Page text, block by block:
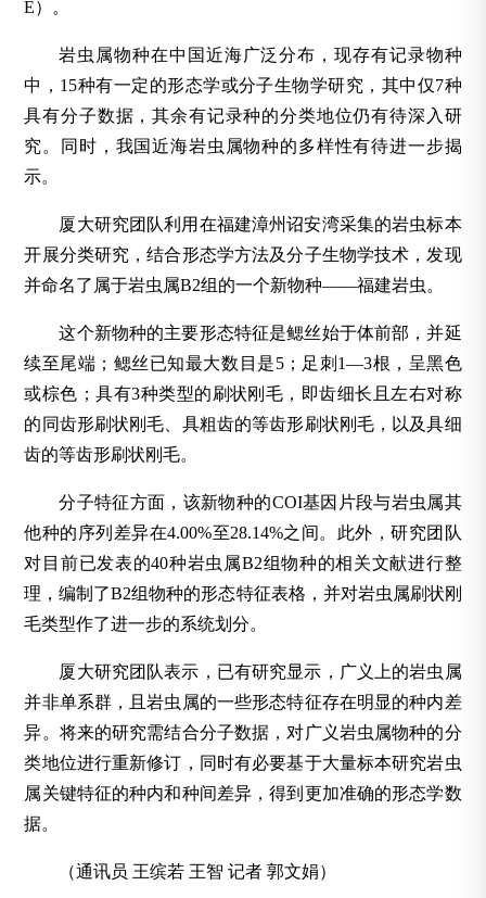
E）。
岩虫属物种在中国近海广泛分布，现存有记录物种
中，15种有一定的形态学或分子生物学研究，其中仅7种
具有分子数据，其余有记录种的分类地位仍有待深入研
究。同时，我国近海岩虫属物种的多样性有待进一步揭
示。
厦大研究团队利用在福建漳州诏安湾采集的岩虫标本
开展分类研究，结合形态学方法及分子生物学技术，发现
并命名了属于岩虫属B2组的一个新物种——福建岩虫。
这个新物种的主要形态特征是鳃丝始于体前部，并延
续至尾端；鳃丝已知最大数目是5；足刺1—3根，呈黑色
或棕色；具有3种类型的刷状刚毛，即齿细长且左右对称
的同齿形刷状刚毛、具粗齿的等齿形刷状刚毛，以及具细
齿的等齿形刷状刚毛。
分子特征方面，该新物种的COI基因片段与岩虫属其
他种的序列差异在4.00%至28.14%之间。此外，研究团队
对目前已发表的40种岩虫属B2组物种的相关文献进行整
理，编制了B2组物种的形态特征表格，并对岩虫属刷状刚
毛类型作了进一步的系统划分。
厦大研究团队表示，已有研究显示，广义上的岩虫属
并非单系群，且岩虫属的一些形态特征存在明显的种内差
异。将来的研究需结合分子数据，对广义岩虫属物种的分
类地位进行重新修订，同时有必要基于大量标本研究岩虫
属关键特征的种内和种间差异，得到更加准确的形态学数
据。
（通讯员 王缤若 王智 记者 郭文娟）